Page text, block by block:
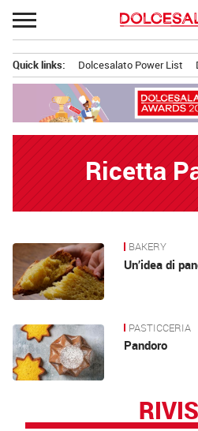
Passa
al
principale
Quick links: Dolcesalato Power List
Ricetta
News BAKERY
Un’idea di
PASTICCERIA
Pandoro